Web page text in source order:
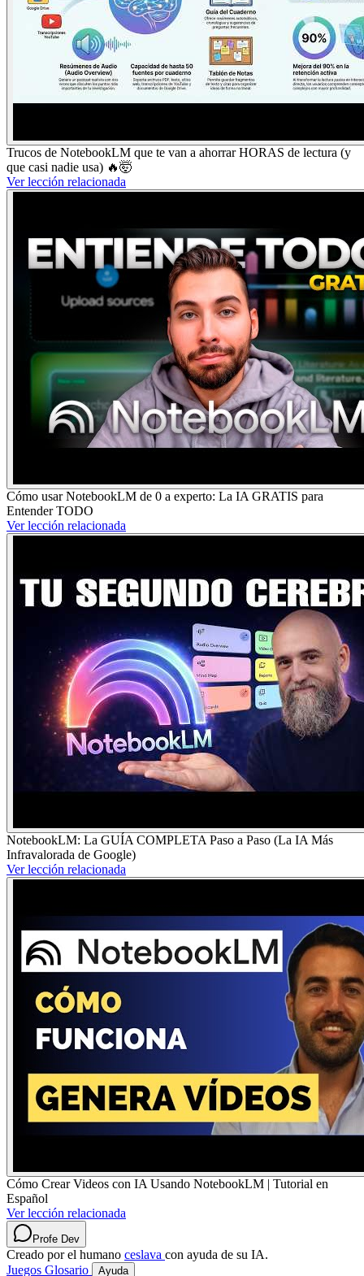
Trucos de NotebookLM que te van a ahorrar HORAS de lectura (y
que casi nadie usa) 🔥🤯
Ver lección relacionada
Cómo usar NotebookLM de 0 a experto: La IA GRATIS para
Entender TODO
Ver lección relacionada
NotebookLM: La GUÍA COMPLETA Paso a Paso (La IA Más
Infravalorada de Google)
Ver lección relacionada
Cómo Crear Videos con IA Usando NotebookLM | Tutorial en
Español
Ver lección relacionada
Profe Dev
Creado por el humano ceslava con ayuda de su IA.
Juegos Glosario Ayuda